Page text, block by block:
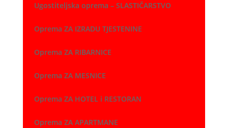
Ugostiteljska oprema – SLASTIČARSTVO
Oprema ZA IZRADU TJESTENINE
Oprema ZA RIBARNICE
Oprema ZA MESNICE
Oprema ZA HOTEL i RESTORAN
Oprema ZA APARTMANE